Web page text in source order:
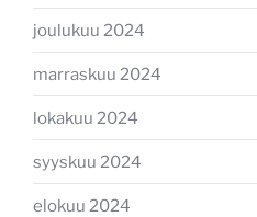
joulukuu 2024
marraskuu 2024
lokakuu 2024
syyskuu 2024
elokuu 2024